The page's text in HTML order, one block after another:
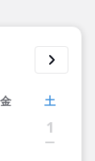
金 土
1